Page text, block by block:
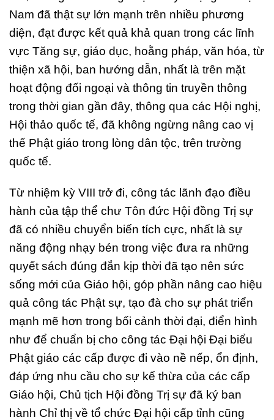
Nam đã thật sự lớn mạnh trên nhiều phương
diện, đạt được kết quả khả quan trong các lĩnh
vực Tăng sự, giáo dục, hoằng pháp, văn hóa, từ
thiện xã hội, ban hướng dẫn, nhất là trên mặt
hoạt động đối ngoại và thông tin truyền thông
trong thời gian gần đây, thông qua các Hội nghị,
Hội thảo quốc tế, đã không ngừng nâng cao vị
thế Phật giáo trong lòng dân tộc, trên trường
quốc tế.
Từ nhiệm kỳ VIII trở đi, công tác lãnh đạo điều
hành của tập thể chư Tôn đức Hội đồng Trị sự
đã có nhiều chuyển biến tích cực, nhất là sự
năng động nhạy bén trong việc đưa ra những
quyết sách đúng đắn kịp thời đã tạo nên sức
sống mới của Giáo hội, góp phần nâng cao hiệu
quả công tác Phật sự, tạo đà cho sự phát triển
mạnh mẽ hơn trong bối cảnh thời đại, điển hình
như để chuẩn bị cho công tác Đại hội Đại biểu
Phật giáo các cấp được đi vào nề nếp, ổn định,
đáp ứng nhu cầu cho sự kế thừa của các cấp
Giáo hội, Chủ tịch Hội đồng Trị sự đã ký ban
hành Chỉ thị về tổ chức Đại hội cấp tỉnh cũng